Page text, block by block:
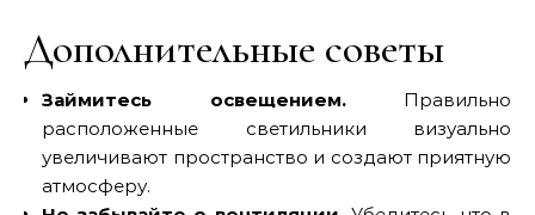
Дополнительные советы
Займитесь освещением.Правильно
расположенные светильники визуально
увеличивают пространство и создают приятную
атмосферу.